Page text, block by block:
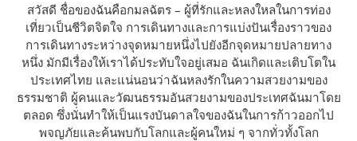
สวัสดี ชื่อของฉันคือกมลฉัตร – ผู้ที่รักและหลงใหลในการท่อง
เที่ยวเป็นชีวิตจิตใจ การเดินทางและการแบ่งปันเรื่องราวของ
การเดินทางระหว่างจุดหมายหนึ่งไปยังอีกจุดหมายปลายทาง
หนึ่ง มักมีเรื่องให้เราได้ประทับใจอยู่เสมอ ฉันเกิดและเติบโตใน
ประเทศไทย และแน่นอนว่าฉันหลงรักในความสวยงามของ
ธรรมชาติ ผู้คนและวัฒนธรรมอันสวยงามของประเทศฉันมาโดย
ตลอด ซึ่งนั่นทำให้เป็นแรงบันดาลใจของฉันในการก้าวออกไป
พจญภัยและค้นพบกับโลกและผู้คนใหม่ ๆ จากทั่วทั้งโลก